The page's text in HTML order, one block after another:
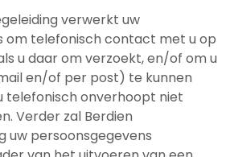
verwerkt uw
om telefonisch contact met u op
u daar om verzoekt, en/of om u
en/of per post) te kunnen
telefonisch onverhoopt niet
Verder zal Berdien
uw persoonsgegevens